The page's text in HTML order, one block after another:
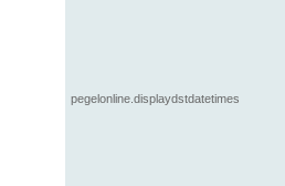
pegelonline.displaydstdatetimes